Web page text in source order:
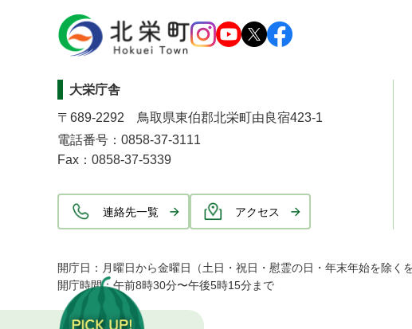
大栄庁舎
〒689-2292 鳥取県東伯郡北栄町由良宿423-1
電話番号：0858-37-3111
Fax：0858-37-5339
連絡先一覧 アクセス
開庁日：月曜日から金曜日（土日・祝日・慰霊の日・年末年始を除くを
開庁時間：午前8時30分〜午後5時15分まで